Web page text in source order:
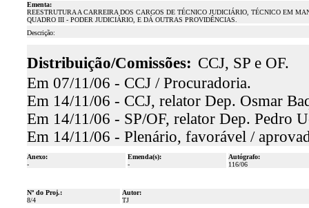
Ementa:
REESTRUTURA A CARREIRA DOS CARGOS DE TÉCNICO JUDICIÁRIO, TÉCNICO EM
QUADRO III - PODER JUDICIÁRIO, E DÁ OUTRAS PROVIDÊNCIAS.
Descrição:
Distribuição/Comissões: CCJ, SP e OF.
Em 07/11/06 - CCJ / Procuradoria.
Em 14/11/06 - CCJ, relator Dep. Osmar
Em 14/11/06 - SP/OF, relator Dep. Pedro
Em 14/11/06 - Plenário, favorável /
Anexo:
-
Emenda(s):
-
Autógrafo:
116/06
Nº do Proj.:
8/4
Autor:
TJ